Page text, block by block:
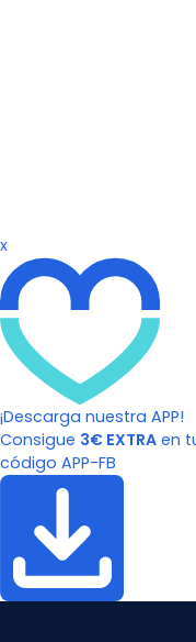
x
¡Descarga nuestra APP!
Consigue 3€ EXTRA en
código APP-FB